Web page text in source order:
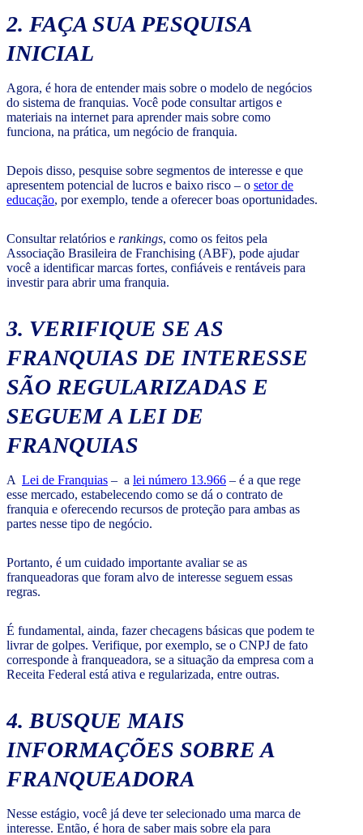
2. FAÇA SUA PESQUISA
INICIAL
Agora, é hora de entender mais sobre o modelo de negócios
do sistema de franquias. Você pode consultar artigos e
materiais na internet para aprender mais sobre como
funciona, na prática, um negócio de franquia.
Depois disso, pesquise sobre segmentos de interesse e que
apresentem potencial de lucros e baixo risco – o setor de
educação, por exemplo, tende a oferecer boas oportunidades.
Consultar relatórios e rankings, como os feitos pela
Associação Brasileira de Franchising (ABF), pode ajudar
você a identificar marcas fortes, confiáveis e rentáveis para
investir para abrir uma franquia.
3. VERIFIQUE SE AS
FRANQUIAS DE INTERESSE
SÃO REGULARIZADAS E
SEGUEM A LEI DE
FRANQUIAS
A Lei de Franquias – a lei número 13.966 – é a que rege
esse mercado, estabelecendo como se dá o contrato de
franquia e oferecendo recursos de proteção para ambas as
partes nesse tipo de negócio.
Portanto, é um cuidado importante avaliar se as
franqueadoras que foram alvo de interesse seguem essas
regras.
É fundamental, ainda, fazer checagens básicas que podem te
livrar de golpes. Verifique, por exemplo, se o CNPJ de fato
corresponde à franqueadora, se a situação da empresa com a
Receita Federal está ativa e regularizada, entre outras.
4. BUSQUE MAIS
INFORMAÇÕES SOBRE A
FRANQUEADORA
Nesse estágio, você já deve ter selecionado uma marca de
interesse. Então, é hora de saber mais sobre ela para